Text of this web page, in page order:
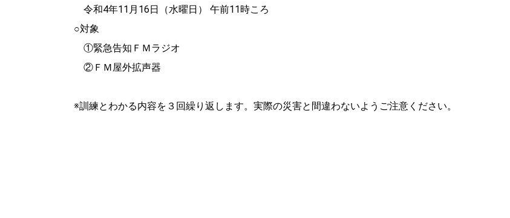
令和4年11月16日（水曜日） 午前11時ころ
○対象
①緊急告知ＦＭラジオ
②ＦＭ屋外拡声器
※訓練とわかる内容を３回繰り返します。実際の災害と間違わないようご注意ください。